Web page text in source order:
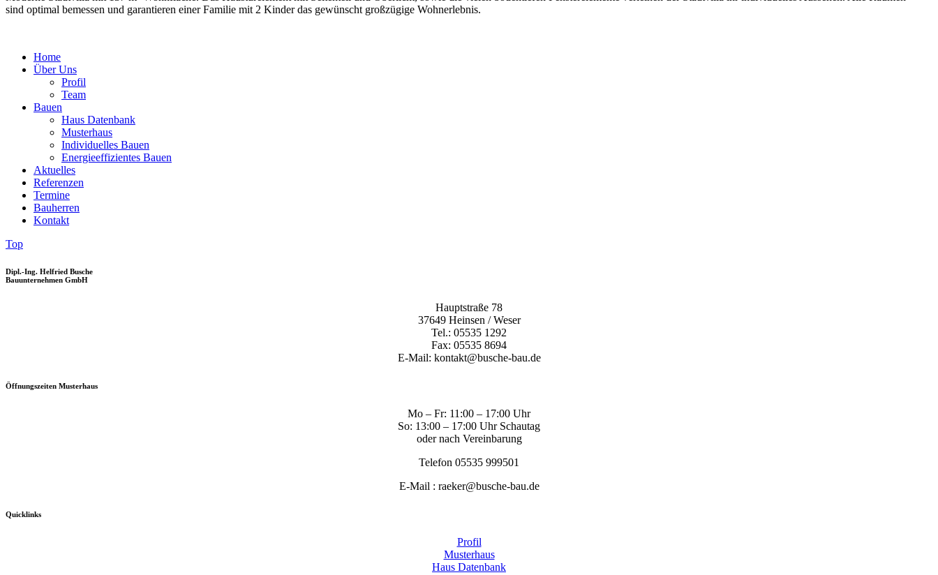
sind optimal bemessen und garantieren einer Familie mit 2 Kinder das gewünscht großzügige Wohnerlebnis.
Home
Über Uns
Profil
Team
Bauen
Haus Datenbank
Musterhaus
Individuelles Bauen
Energieeffizientes Bauen
Aktuelles
Referenzen
Termine
Bauherren
Kontakt
Top
Dipl.-Ing. Helfried Busche
Bauunternehmen GmbH
Hauptstraße 78
37649 Heinsen / Weser
Tel.: 05535 1292
Fax: 05535 8694
E-Mail: kontakt@busche-bau.de
Öffnungszeiten Musterhaus
Mo – Fr: 11:00 – 17:00 Uhr
So: 13:00 – 17:00 Uhr Schautag
oder nach Vereinbarung
Telefon 05535 999501
E-Mail : raeker@busche-bau.de
Quicklinks
Profil
Musterhaus
Haus Datenbank